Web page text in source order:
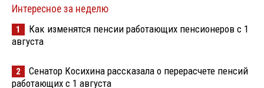
Интересное за неделю
1
Как изменятся пенсии работающих пенсионеров с 1
августа
2
Сенатор Косихина рассказала о перерасчете пенсий
работающих с 1 августа